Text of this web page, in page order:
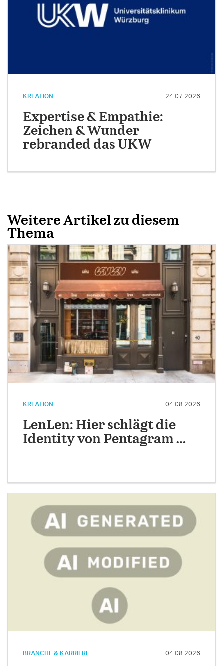
KREATION 24.07.2026
Expertise & Empathie:
Zeichen & Wunder
rebranded das UKW
Weitere Artikel zu diesem
Thema
KREATION 04.08.2026
LenLen: Hier schlägt die
Identity von Pentagram …
BRANCHE & KARRIERE 04.08.2026